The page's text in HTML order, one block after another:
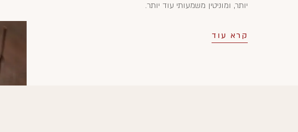
יותר, ומוניטין משמעותי עוד יותר.
קרא עוד